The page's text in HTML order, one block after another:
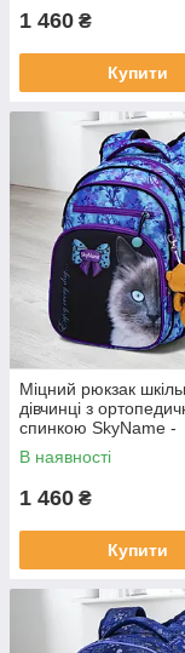
1 460 ₴
Купити
Міцний рюкзак
дівчинці з
спинкою SkyName -
сіамський котик/
Водонепроникний
В наявності
1 460 ₴
Купити